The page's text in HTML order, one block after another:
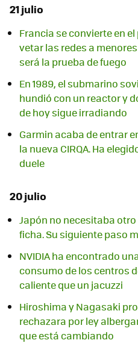
21 julio
Francia se convierte en
vetar las redes a
será la prueba de fuego
En 1989, el submarino
hundió con un reactor y
de hoy sigue irradiando
Garmin acaba de entrar
la nueva CIRQA. Ha
duele
20 julio
Japón no necesitaba
ficha. Su siguiente paso
NVIDIA ha encontrado
consumo de los centros
caliente que un jacuzzi
Hiroshima y Nagasaki
rechazara por ley
que está cambiando